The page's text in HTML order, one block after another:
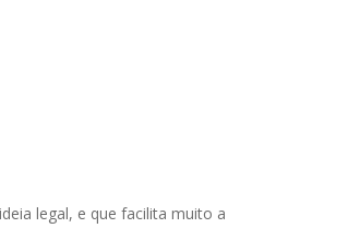
legal, e que facilita muito a